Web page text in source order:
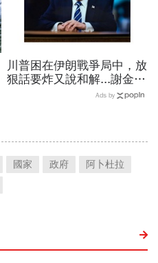
川普困在伊朗戰爭局中，放
狠話要炸又說和解...謝金河
揭伊朗權力結構：制度決定
Ads by
國家 政府
阿卜杜拉